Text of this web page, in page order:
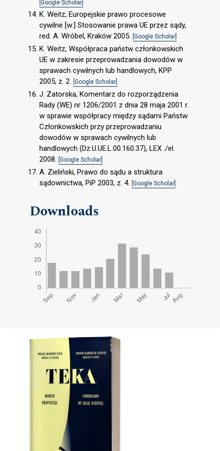
[Google Scholar]
K. Weitz, Europejskie prawo procesowe
cywilne [w:] Stosowanie prawa UE przez sądy,
red. A. Wróbel, Kraków 2005. [Google Scholar]
K. Weitz, Współpraca państw członkowskich
UE w zakresie przeprowadzania dowodów w
sprawach cywilnych lub handlowych, KPP
2005, z. 2. [Google Scholar]
J. Zatorska, Komentarz do rozporządzenia
Rady (WE) nr 1206/2001 z dnia 28 maja 2001 r.
w sprawie współpracy między sądami Państw
Członkowskich przy przeprowadzaniu
dowodów w sprawach cywilnych lub
handlowych (Dz.U.UE.L.00.160.37), LEX ./el.
2008. [Google Scholar]
A. Zieliński, Prawo do sądu a struktura
sądownictwa, PiP 2003, z. 4.
[Google Scholar]
Downloads
Cover image